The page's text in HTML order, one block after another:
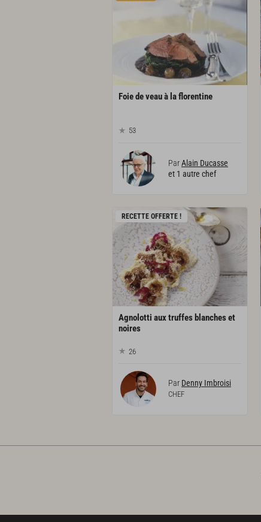
Foiedeveauà laflorentine
53
ParAlain Ducasse
et 1 autre chef
RECETTE OFFERTE !
Agnolotti aux truffes blanches et
noires
26
Par Denny Imbroisi
CHEF